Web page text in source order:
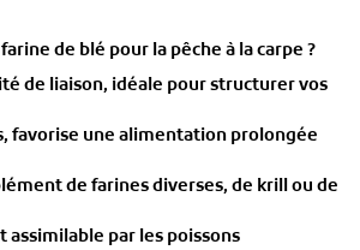
de blé pour la pêche à la carpe ?
de liaison, idéale pour structurer vos
, favorise une alimentation prolongée
de farines diverses, de krill ou de
assimilable par les poissons